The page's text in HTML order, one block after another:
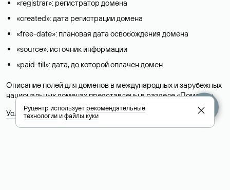
«registrar»: регистратор домена
«created»: дата регистрации домена
«free-date»: плановая дата освобождения домена
«source»: источник информации
«paid-till»: дата, до которой оплачен домен
Описание полей для доменов в международных и зарубежных
национальных доменах представлены в разделе «Помощь».
Условия использования Whois-сервиса
Руцентр используетрекомендательные
технологииифайлы куки